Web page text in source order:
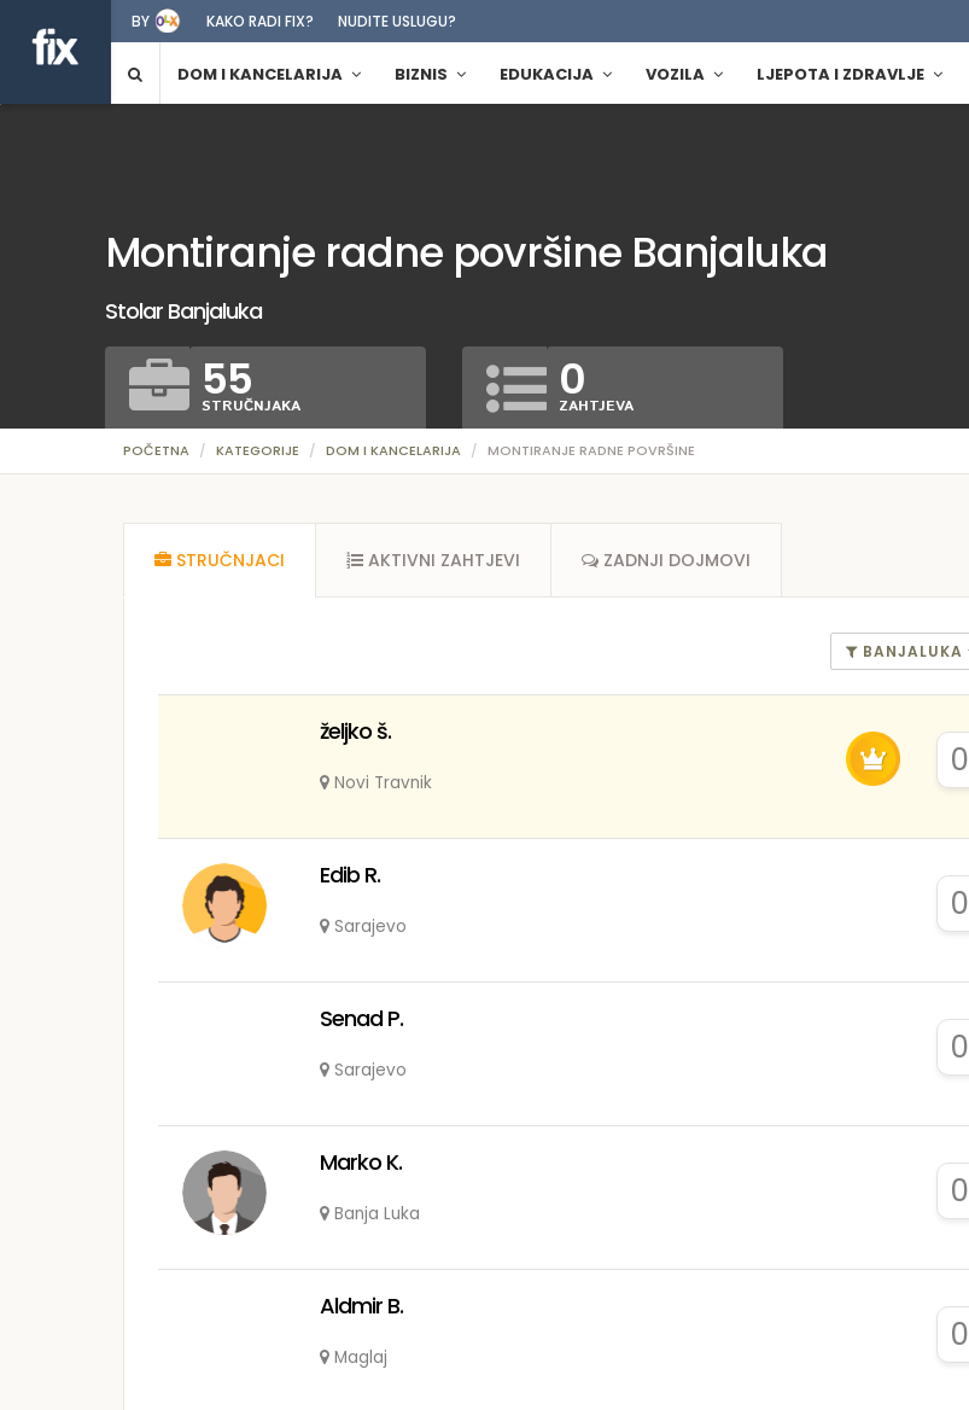
BY KAKO RADI FIX? NUDITE USLUGU?
DOM I KANCELARIJA BIZNIS EDUKACIJA VOZILA LJEPOTA I ZDRAVLJE
POČETNA KATEGORIJE DOM I KANCELARIJA MONTIRANJE RADNE POVRŠINE
Montiranje radne površine Banjaluka
Stolar Banjaluka
55
STRUČNJAKA 0
ZAHTJEVA
STRUČNJACI AKTIVNI ZAHTJEVI ZADNJI DOJMOVI
BANJALUKA
željko š.
Novi Travnik
0
Edib R.
Sarajevo
0
Senad P.
Sarajevo
0
Marko K.
Banja Luka
0
Aldmir B.
Maglaj
0